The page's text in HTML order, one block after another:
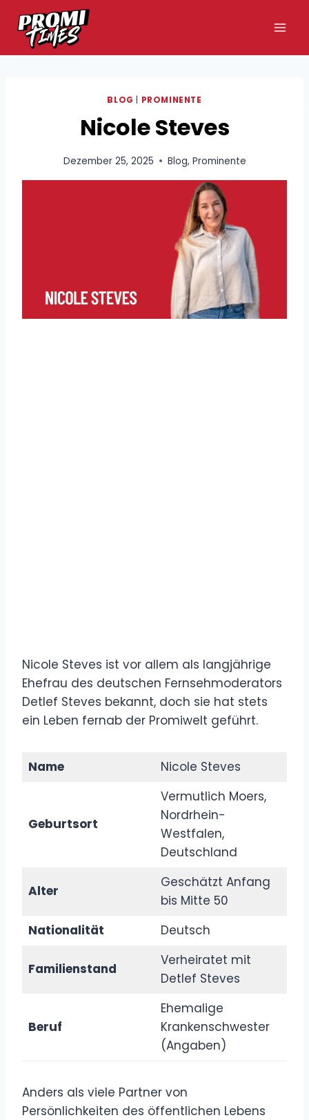
Inhalt
springen
BLOG PROMINENTE
Nicole Steves
Dezember 25, 2025 Blog, Prominente
Nicole Steves ist vor allem als langjährige
Ehefrau des deutschen Fernsehmoderators
Detlef Steves bekannt, doch sie hat stets
ein Leben fernab der Promiwelt geführt.
Name Nicole Steves
Geburtsort
Vermutlich Moers,
Nordrhein-
Westfalen,
Deutschland
Alter
Geschätzt Anfang
bis Mitte 50
Nationalität
Deutsch
Familienstand
Verheiratet mit
Detlef Steves
Beruf
Ehemalige
Krankenschwester
(Angaben)
Anders als viele Partner von
Persönlichkeiten des öffentlichen Lebens